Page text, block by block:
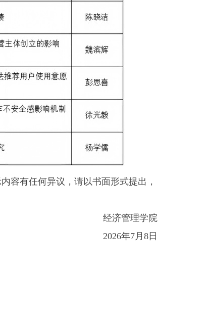
容有任何异议，请以书面形式提出，
经济管理学院
2026年7月8日